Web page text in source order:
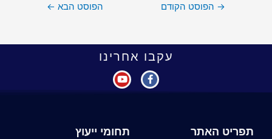
→ הפוסט הקודם הפוסט הבא ←
עקבו אחרינו
תפריט האתר תחומי ייעוץ